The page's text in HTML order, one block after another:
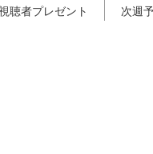
聴者プレゼント 次週